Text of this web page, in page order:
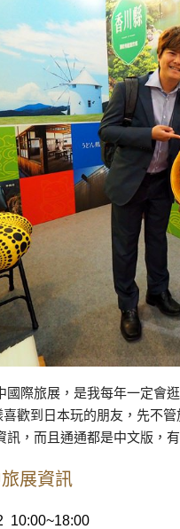
國際旅展，是我每年一定會
歡到日本玩的朋友，先不
訊，而且通通都是中文版，
展資訊
10:00~18:00